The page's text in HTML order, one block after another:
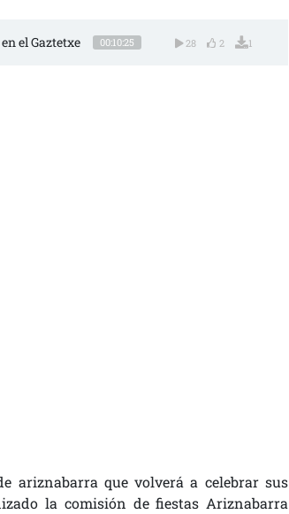
el Gaztetxe 00:10:25 28 2 1
ariznabarra que volverá a celebrar sus
la comisión de fiestas Ariznabarra